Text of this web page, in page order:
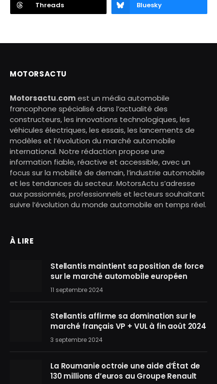
Threads Bluesky
MOTORSACTU
Motorsactu.comest un média automobile
francophone spécialisé dans l’actualité des
constructeurs, les innovations technologiques, les
véhicules électriques, les essais, les lancements de
modèles et l’évolution du marché automobile
international. Notre rédaction propose une
information fiable, réactive et accessible, avec un
focus sur la mobilité de demain, l’industrie automobile
et les tendances du secteur. MotorsActu s’adresse
aux passionnés, professionnels et lecteurs souhaitant
suivre l’évolution du monde automobile en temps réel.
À LIRE
Stellantis maintient sa position de force
sur le marché automobile européen
11 septembre 2024
Stellantis affirme sa domination sur le
marché français VP + VUL à fin août 2024
3 septembre 2024
La Roumanie octroie une aide d’État de
130 millions d’euros au Groupe Renault